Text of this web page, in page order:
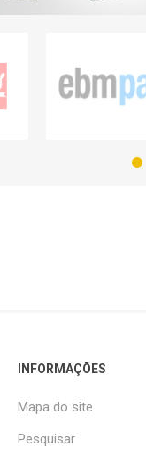
INFORMAÇÕES
Mapa do site
Pesquisar